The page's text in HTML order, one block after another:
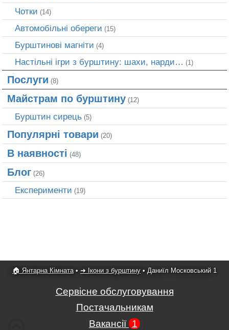
Чотки (14)
Автомобільні обереги (15)
Бурштинові магніти (4)
Настільні ігри з бурштину: шахи, нарди… (1)
Послуги (8)
Майстрам по бурштину (12)
Бурштин сирець (5)
Популярні товари (20)
В наявності (48)
Блог (26)
Експерименти (19)
🏠 Янтарна Кімната• ➜ Ікони з бурштину • Даниїл Московський 1
Сервісне обслуговування
Постачальникам
Вакансії 1